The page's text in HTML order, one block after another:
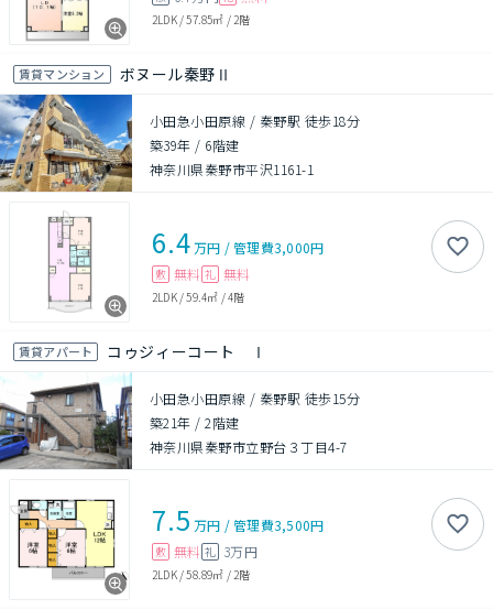
2LDK/57.85㎡ / 2階
賃貸マンション ボヌール秦野Ⅱ
小田急小田原線 / 秦野駅 徒歩18分
築39年 / 6階建
神奈川県秦野市平沢1161-1
6.4万円 /管理費3,000円
敷 無料 礼 無料
2LDK/59.4㎡ /4階
賃貸アパート コゥジィーコート Ⅰ
小田急小田原線 / 秦野駅 徒歩15分
築21年 /2階建
神奈川県秦野市立野台３丁目4-7
7.5 万円 /管理費3,500円
敷 無料 礼 3万円
2LDK/58.89㎡ / 2階